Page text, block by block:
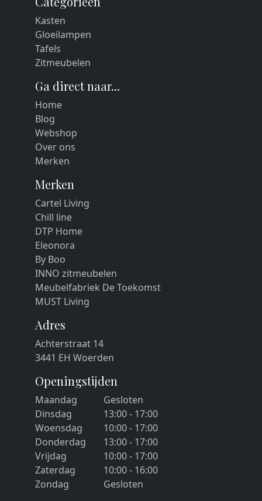
Kasten
Gloeilampen
Tafels
Zitmeubelen
Ga direct naar...
Home
Blog
Webshop
Over ons
Merken
Merken
Cartel Living
Chill line
DTP Home
Eleonora
By Boo
INNO zitmeubelen
Meubelfabriek De Toekomst
MUST Living
Adres
Achterstraat 14
3441 EH Woerden
Openingstijden
Maandag
Gesloten
Dinsdag
13:00 - 17:00
Woensdag
10:00 - 17:00
Donderdag
13:00 - 17:00
Vrijdag
10:00 - 17:00
Zaterdag
10:00 - 16:00
Zondag
Gesloten